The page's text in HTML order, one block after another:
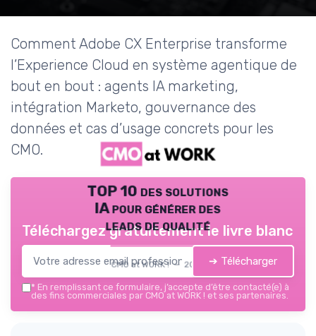
Comment Adobe CX Enterprise transforme
l’Experience Cloud en système agentique de
bout en bout : agents IA marketing,
intégration Marketo, gouvernance des
données et cas d’usage concrets pour les
CMO.
TOP 10 des solutions
IA pour générer des
leads de qualité
CMO at WORK ! — 2026
Téléchargez gratuitement le livre blanc
➔ Télécharger
* En remplissant ce formulaire, j’accepte d’être contacté(e) à
des fins commerciales par CMO at WORK ! et ses partenaires.